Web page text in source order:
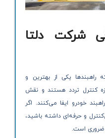
شرکت دلتا
یکی از بهترین و
کنترل تردد هستند و نقش
خودرو ایفا می‌کنند. اگر
و حرفه‌ای داشته باشید،
ضروری است.